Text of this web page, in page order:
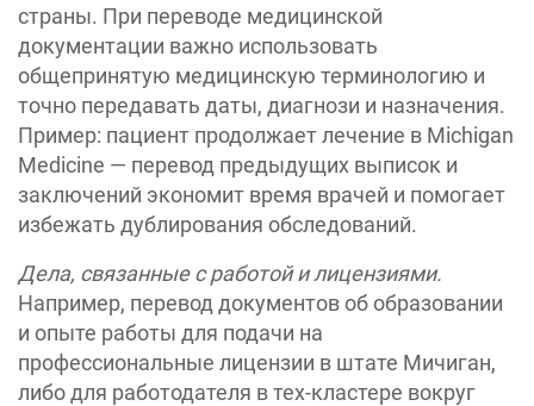
страны. При переводе медицинской
документации важно использовать
общепринятую медицинскую терминологию и
точно передавать даты, диагнози и назначения.
Пример: пациент продолжает лечение в Michigan
Medicine — перевод предыдущих выписок и
заключений экономит время врачей и помогает
избежать дублирования обследований.
Дела, связанные с работой и лицензиями.
Например, перевод документов об образовании
и опыте работы для подачи на
профессиональные лицензии в штате Мичиган,
либо для работодателя в тех-кластере вокруг